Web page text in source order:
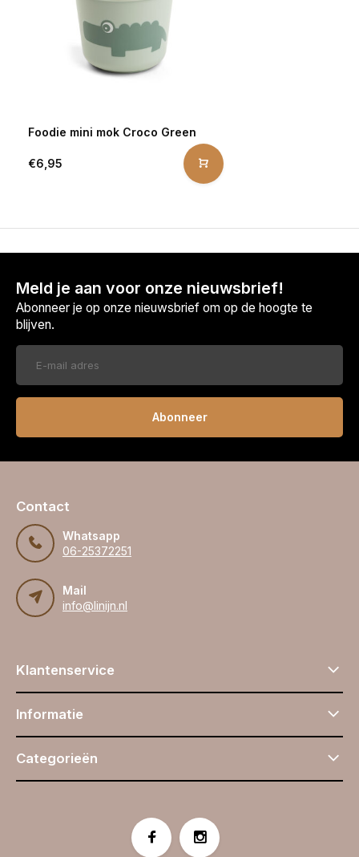
Foodie mini mok Croco Green
€6,95
Meld je aan voor onze nieuwsbrief!
Abonneer je op onze nieuwsbrief om op de hoogte te
blijven.
Abonneer
Contact
Whatsapp
06-25372251
Mail
info@linijn.nl
Klantenservice
Informatie
Categorieën